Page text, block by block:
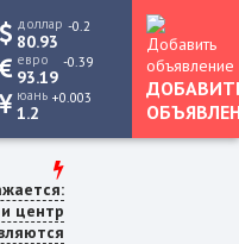
доллар
80.93
-0.2
евро
93.19
-0.39
юань
1.2
+0.003
центр